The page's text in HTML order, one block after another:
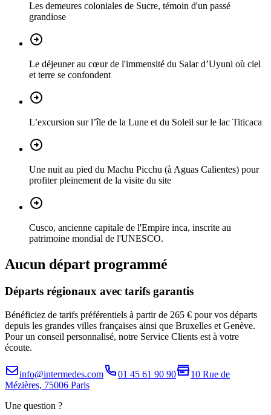
Les demeures coloniales de Sucre, témoin d'un passé
grandiose
Le déjeuner au cœur de l'immensité du Salar d’Uyuni où ciel
et terre se confondent
L’excursion sur l’île de la Lune et du Soleil sur le lac Titicaca
Une nuit au pied du Machu Picchu (à Aguas Calientes) pour
profiter pleinement de la visite du site
Cusco, ancienne capitale de l'Empire inca, inscrite au
patrimoine mondial de l'UNESCO.
Aucun départ programmé
Départs régionaux avec tarifs garantis
Bénéficiez de tarifs préférentiels à partir de 265 € pour vos départs
depuis les grandes villes françaises ainsi que Bruxelles et Genève.
Pour un conseil personnalisé, notre Service Clients est à votre
écoute.
info@intermedes.com 01 45 61 90 90
10 Rue de
Mézières, 75006 Paris
Une question ?